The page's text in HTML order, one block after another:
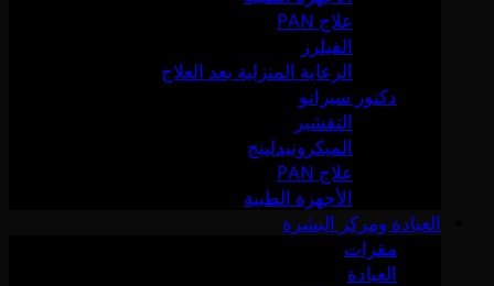
علاج PAN
الفيلرز
الرعاية المنزلية بعد العلاج
دكتور سيرانو
التقشير
الميكرونيدلينج
علاج PAN
الأجهزة الطبية
العيادة ومركز البشرة
مقرات
العيادة